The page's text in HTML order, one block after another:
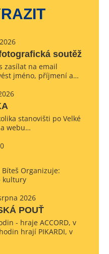
soutěž
zasílat na email
jméno, příjmení a…
stanovišti po Velké
webu…
Organizuje:
kultury
2026
POUŤ
- hraje ACCORD, v
hrají PIKARDI, v